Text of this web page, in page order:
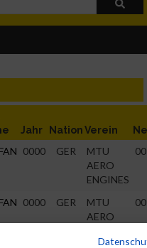
Jahr NationVerein
0000 GER
MTU
AERO
ENGINES
0000 GER
MTU
AERO